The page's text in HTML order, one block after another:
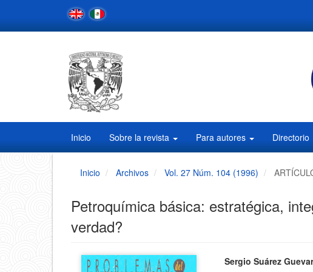
Contenido
Inicio Sobre la revista Para autores Directorio
Inicio Archivos Vol. 27 Núm. 104 (1996)
Petroquímica básica: estratégica,
verdad?
Barra
Contenido
Sergio Suárez